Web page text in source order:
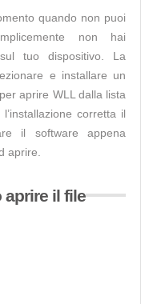
quando non puoi
non hai
sul tuo dispositivo. La
e installare un
aprire WLL dalla lista
corretta il
il software appena
aprire.
aprire il file